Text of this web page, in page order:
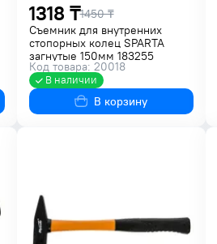
1318 ₸1450 ₸
Съемник для внутренних
стопорных колец SPARTA
загнутые 150мм 183255
Код товара: 20018
В наличии
В корзину